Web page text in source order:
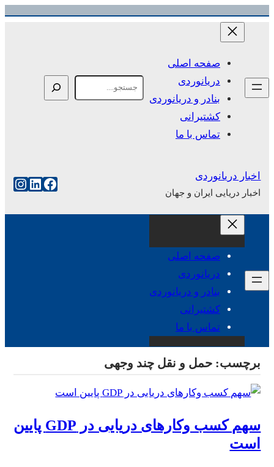
رفتن
صفحه اصلی
دریانوردی
بنادر و دریانوردی
کشتیرانی
تماس با ما
اخبار دریانوردی
اخبار دریایی ایران و جهان
فیس‌بوک
صفحه اصلی
دریانوردی
بنادر و دریانوردی
کشتیرانی
تماس با ما
برچسب: حمل و نقل چند وجهی
سهم کسب وکارهای دریایی در GDP پایین
است